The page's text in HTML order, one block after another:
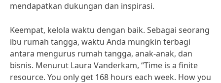
mendapatkan dukungan dan inspirasi.
Keempat, kelola waktu dengan baik. Sebagai seorang
ibu rumah tangga, waktu Anda mungkin terbagi
antara mengurus rumah tangga, anak-anak, dan
bisnis. Menurut Laura Vanderkam, “Time is a finite
resource. You only get 168 hours each week. How you